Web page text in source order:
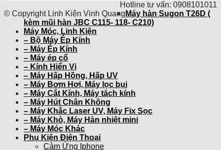
Hotline tư vấn: 0908101011
© Copyright Linh Kiện Vinh Quang Máy hàn Sugon T26D (
kèm mũi hàn JBC C115- 118- C210)
Máy Móc, Linh Kiện
– Bộ Máy Ép Kính
– Máy Ép Kính
– Máy ép cổ
– Kính Hiển Vi
– Máy Hấp Hồng, Hấp UV
– Máy Bơm Hơi, Máy lọc bụi
– Máy Cắt Kính, Máy tách kính
– Máy Hút Chân Không
– Máy Khắc Laser UV, Máy Fix Sọc
– Máy Khò, Máy Hàn nhiệt mini
– Máy Móc Khác
Phụ Kiện Điện Thoại
Cảm Ứng Iphone